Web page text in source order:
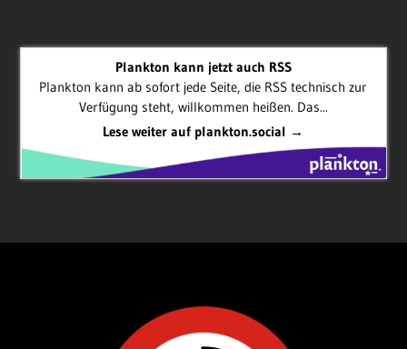
Plankton kann jetzt auch RSS
Plankton kann ab sofort jede Seite, die RSS technisch zur
Verfügung steht, willkommen heißen. Das...
Lese weiter auf plankton.social →